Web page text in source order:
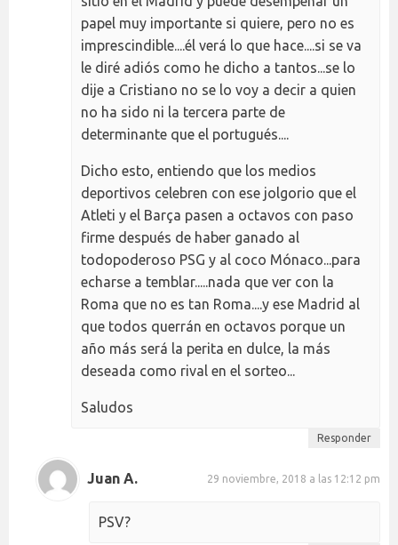
papel muy importante si quiere, pero no es
imprescindible....él verá lo que hace....si se va
le diré adiós como he dicho a tantos...se lo
dije a Cristiano no se lo voy a decir a quien
no ha sido ni la tercera parte de
determinante que el portugués....
Dicho esto, entiendo que los medios
deportivos celebren con ese jolgorio que el
Atleti y el Barça pasen a octavos con paso
firme después de haber ganado al
todopoderoso PSG y al coco Mónaco...para
echarse a temblar.....nada que ver con la
Roma que no es tan Roma....y ese Madrid al
que todos querrán en octavos porque un
año más será la perita en dulce, la más
deseada como rival en el sorteo...
Saludos
Responder
Juan A. 29 noviembre, 2018 a las 12:12 pm
PSV?